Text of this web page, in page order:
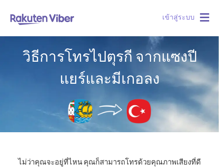
เข้าสู่ระบบ
วิธีการโทรไปตุรกี จากแซงปี
แยร์และมีเกอลง
ไม่ว่าคุณจะอยู่ที่ไหน คุณก็สามารถโทรด้วยคุณภาพเสียงที่ดี